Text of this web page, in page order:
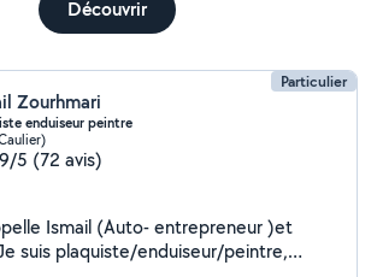
Découvrir
Particulier
Zourhmari
enduiseur peintre
5 (72 avis)
Ismail (Auto- entrepreneur )et
suis plaquiste/enduiseur/peintre,